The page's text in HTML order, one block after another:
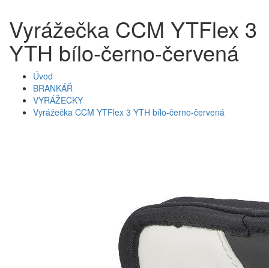
Vyrážečka CCM YTFlex 3
YTH bílo-černo-červená
Úvod
BRANKÁŘ
VYRÁŽEČKY
Vyrážečka CCM YTFlex 3 YTH bílo-černo-červená